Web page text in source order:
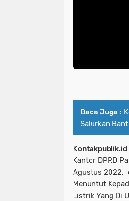
Baca Juga :
Salurkan
Kontakpublik.id
Kantor DPRD
Agustus 2022,
Menuntut
Listrik Yang Di